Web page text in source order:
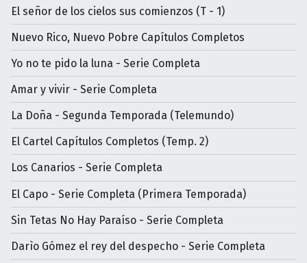
El señor de los cielos sus comienzos (T - 1)
Nuevo Rico, Nuevo Pobre Capítulos Completos
Yo no te pido la luna - Serie Completa
Amar y vivir - Serie Completa
La Doña - Segunda Temporada (Telemundo)
El Cartel Capítulos Completos (Temp. 2)
Los Canarios - Serie Completa
El Capo - Serie Completa (Primera Temporada)
Sin Tetas No Hay Paraíso - Serie Completa
Darìo Gómez el rey del despecho - Serie Completa